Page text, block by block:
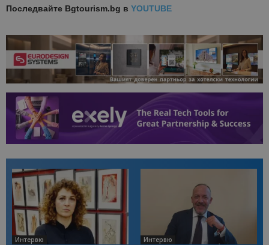
Последвайте Bgtourism.bg в YOUTUBE
Интервю Интервю